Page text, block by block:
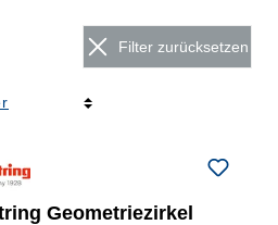
Filter zurücksetzen
Geometriezirkel